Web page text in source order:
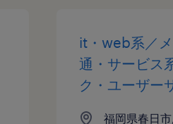
it・web系／
通・サービス
ク・ユーザー
福岡県春日